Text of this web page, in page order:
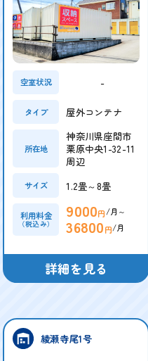
空室状況 -
タイプ 屋外コンテナ
所在地
神奈川県座間市
栗原中央1-32-11
周辺
サイズ 1.2畳～8畳
利用料金
（税込み）
9000円/月～
36800円/月
詳細を見る
綾瀬寺尾1号